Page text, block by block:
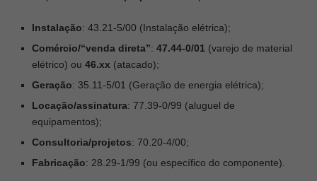
Instalação: 43.21-5/00 (Instalação elétrica);
Comércio/“venda direta”: 47.44-0/01 (varejo de material
elétrico) ou 46.xx (atacado);
Geração: 35.11-5/01 (Geração de energia elétrica);
Locação/assinatura: 77.39-0/99 (aluguel de
equipamentos);
Consultoria/projetos: 70.20-4/00;
Fabricação: 28.29-1/99 (ou específico do componente).